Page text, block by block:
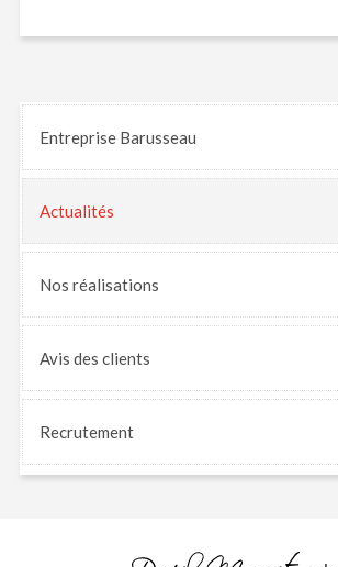
Entreprise Barusseau
Actualités
Nos réalisations
Avis des clients
Recrutement